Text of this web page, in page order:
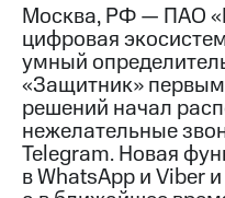
Контакты
Медиа-центр
Пресс-
релизы
МТС
о технологиях
Москва, РФ — ПАО
цифровая
умный
«Защитник»
решений начал
нежелательные
Telegram. Новая
в WhatsApp и Viber